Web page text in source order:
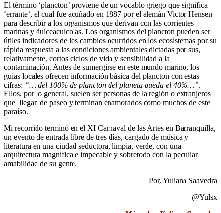
El término ‘plancton’ proviene de un vocablo griego que significa
‘errante’, el cual fue acuñado en 1887 por el alemán Victor Hensen
para describir a los organismos que derivan con las corrientes
marinas y dulceacuícolas. Los organismos del plancton pueden ser
útiles indicadores de los cambios ocurridos en los ecosistemas por su
rápida respuesta a las condiciones ambientales dictadas por sus,
relativamente, cortos ciclos de vida y sensibilidad a la
contaminación. Antes de sumergirse en este mundo marino, los
guías locales ofrecen información básica del plancton con estas
cifras: “… del 100% de plancton del planeta queda el 40%…”.
Ellos, por lo general, suelen ser personas de la región o extranjeros
que llegan de paseo y terminan enamorados como muchos de este
paraíso.
Mi recorrido terminó en el XI Carnaval de las Artes en Barranquilla,
un evento de entrada libre de tres días, cargado de música y
literatura en una ciudad seductora, limpia, verde, con una
arquitectura magnifica e impecable y sobretodo con la peculiar
amabilidad de su gente.
Por, Yuliana Saavedra
@Yulsx